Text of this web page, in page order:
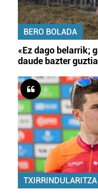
BERO BOLADA
«Ez dago belarrik;
daude bazter
TXIRRINDULARITZA